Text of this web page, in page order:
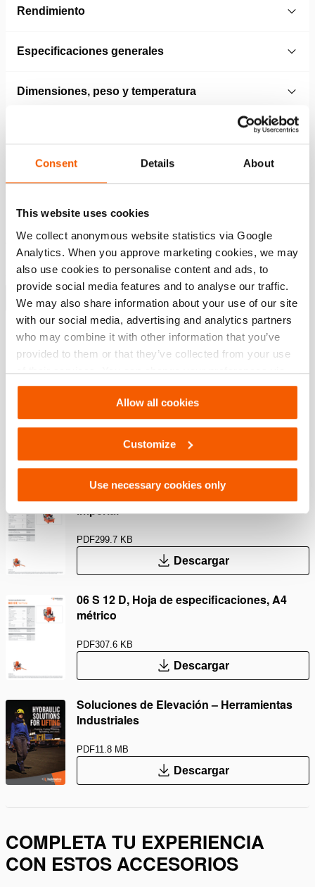
Consent Details About
This website uses cookies
We collect anonymous website statistics via Google
Analytics. When you approve marketing cookies, we may
also use cookies to personalise content and ads, to
provide social media features and to analyse our traffic.
We may also share information about your use of our site
with our social media, advertising and analytics partners
who may combine it with other information that you’ve
provided to them or that they’ve collected from your use
of their services. You can change your preferences via
Settings. See ourcookiestatement.
Allow all cookies
Customize
Use necessary cookies only
Rendimiento
Especificaciones generales
Dimensiones, peso y temperatura
Características
presióndel aceite
antirretorno presostática
Excluye válvula de control de acción simple (M311) o
doble acción (M322 o M323).
Mostrar más
Descargas
Safety Guide – Hydraulic hoses & couplers
06 S 12 D, Hoja de especificaciones, Carta
imperial
PDF299.7 KB
Descargar
06 S 12 D, Hoja de especificaciones, A4
métrico
PDF307.6 KB
Descargar
Soluciones de Elevación – Herramientas
Industriales
PDF11.8 MB
Descargar
COMPLETA TU EXPERIENCIA
CON ESTOS ACCESORIOS